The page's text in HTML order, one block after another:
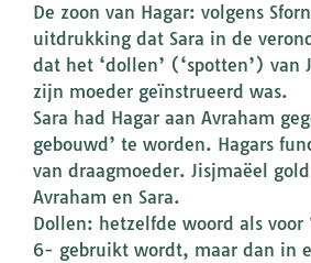
De zoon van Hagar: volgens
uitdrukking dat Sara in de
dat het ‘dollen’ (‘spotten’) van
zijn moeder geïnstrueerd was.
Sara had Hagar aan Avraham
gebouwd’ te worden. Hagars
van draagmoeder. Jisjmaëel
Avraham en Sara.
Dollen: hetzelfde woord als voor
6- gebruikt wordt, maar dan in